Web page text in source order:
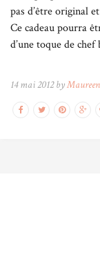
pas d’être original
Ce cadeau pourra
d’une toque de
14 mai 2012 byMaureen